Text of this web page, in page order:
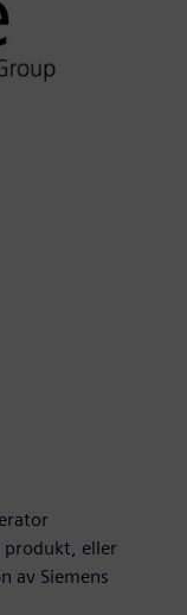
produkt, eller
av Siemens